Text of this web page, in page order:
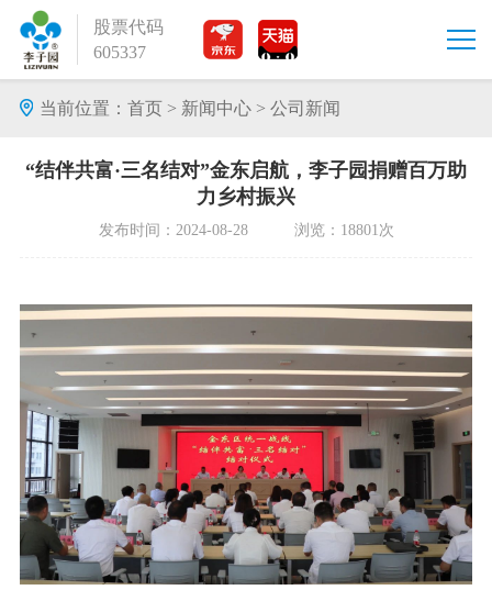
股票代码
605337
当前位置： 首页> 新闻中心> 公司新闻
“结伴共富·三名结对”金东启航，李子园捐赠百万助
力乡村振兴
发布时间：2024-08-28 浏览：18801次